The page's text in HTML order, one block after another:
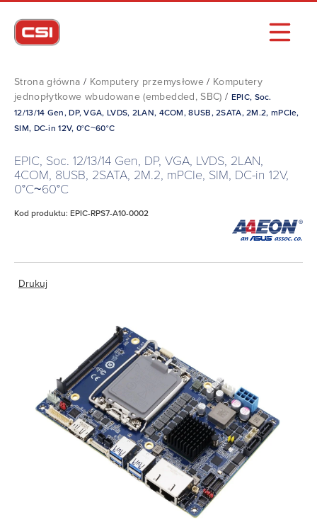
Strona główna / Komputery przemysłowe / Komputery
jednopłytkowe wbudowane (embedded, SBC) / EPIC, Soc.
12/13/14 Gen, ‎DP, VGA, LVDS, 2LAN, 4COM, 8USB, 2SATA, 2M.2, mPCIe,
SIM, DC-in 12V, 0°C~60°C
EPIC, Soc. 12/13/14 Gen, ‎DP, VGA, LVDS, 2LAN,
4COM, 8USB, 2SATA, 2M.2, mPCIe, SIM, DC-in 12V,
0°C~60°C
Kod produktu: EPIC-RPS7-A10-0002
Drukuj